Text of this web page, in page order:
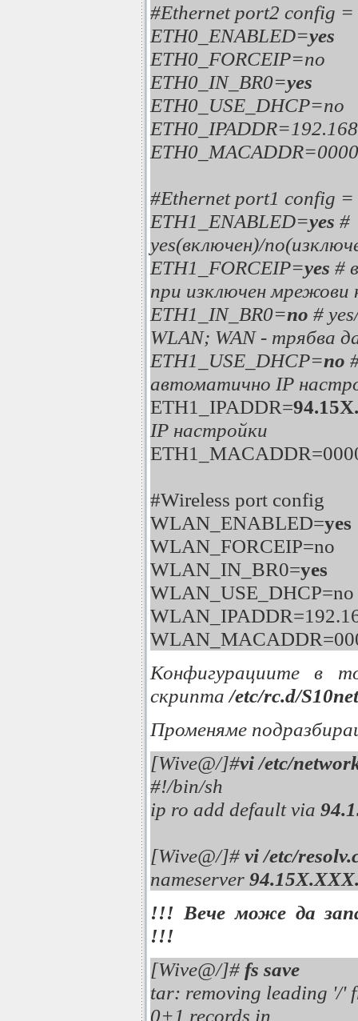
#Ethernet port2 config =
ETH0_ENABLED=yes
ETH0_FORCEIP=no
ETH0_IN_BR0=yes
ETH0_USE_DHCP=no
#Ethernet port1 config =
ETH1_ENABLED=yes #
yes(включен)/
ETH1_FORCEIP=yes #
при изключен мрежови
ETH1_IN_BR0=no #
WLAN; WAN - трябва
ETH1_USE_DHCP=no
автоматично IP
ETH1_IPADDR=
IP настройки
#Wireless port config
WLAN_ENABLED=yes
WLAN_FORCEIP=no
WLAN_IN_BR0=yes
WLAN_USE_DHCP=no
Конфигурациите в
скрипта/etc/rc.d/
Променяме
[Wive@/]#vi /etc/
#!/bin/sh
ip ro add default via
[Wive@/]# vi /etc/
nameserver
!!! Вече може да
!!!
[Wive@/]# fs save
tar: removing leading '/'
0+1 records in